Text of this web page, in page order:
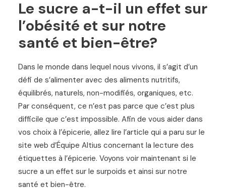
Le sucre a-t-il un effet sur
l’obésité et sur notre
santé et bien-être?
Dans le monde dans lequel nous vivons, il s’agit d’un
défi de s’alimenter avec des aliments nutritifs,
équilibrés, naturels, non-modifiés, organiques, etc.
Par conséquent, ce n’est pas parce que c’est plus
difficile que c’est impossible. Afin de vous aider dans
vos choix à l’épicerie, allez lire l’article qui a paru sur le
site web d’Équipe Altius concernant la lecture des
étiquettes à l’épicerie. Voyons voir maintenant si le
sucre a un effet sur le surpoids et ainsi sur notre
santé et bien-être.